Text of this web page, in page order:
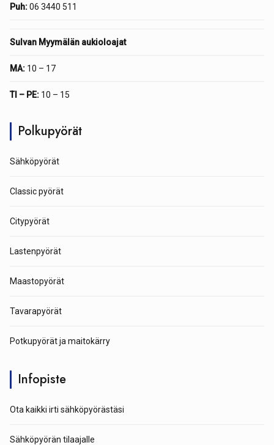
Puh:06 3440 511
Sulvan Myymälän aukioloajat
MA: 10 – 17
TI – PE: 10 – 15
Polkupyörät
Sähköpyörät
Classic pyörät
Citypyörät
Lastenpyörät
Maastopyörät
Tavarapyörät
Potkupyörät ja maitokärry
Infopiste
Ota kaikki irti sähköpyörästäsi
Sähköpyörän tilaajalle